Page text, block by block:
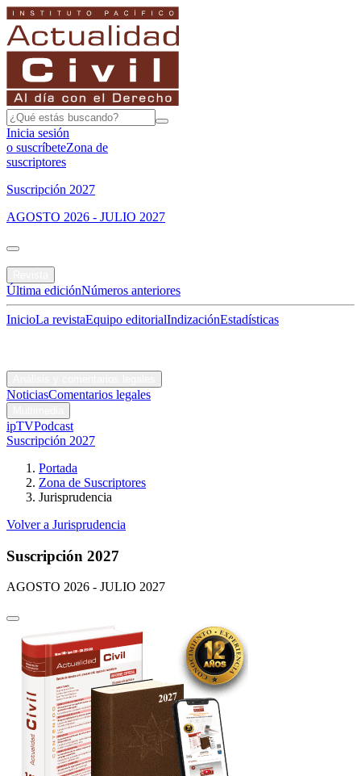
Inicia sesión
o suscríbeteZona de
suscriptores
Suscripción 2027
AGOSTO 2026 - JULIO 2027
Última ediciónNúmeros anteriores
InicioLa revistaEquipo editorialIndizaciónEstadísticas
NoticiasComentarios legales
ipTVPodcast
Suscripción 2027
Portada
Zona de Suscriptores
Jurisprudencia
Volver a Jurisprudencia
Suscripción 2027
AGOSTO 2026 - JULIO 2027